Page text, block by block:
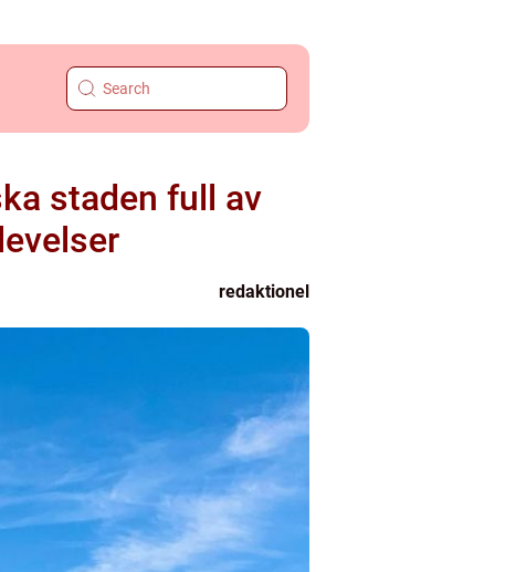
staden full av
redaktionel